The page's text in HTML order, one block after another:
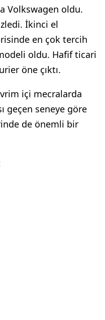
Volkswagen oldu.
İkinci el
en çok tercih
oldu. Hafif ticari
öne çıktı.
içi mecralarda
geçen seneye göre
de önemli bir